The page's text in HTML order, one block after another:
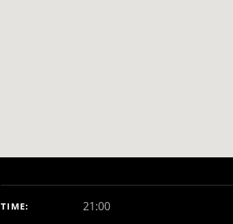
TIME 21:00